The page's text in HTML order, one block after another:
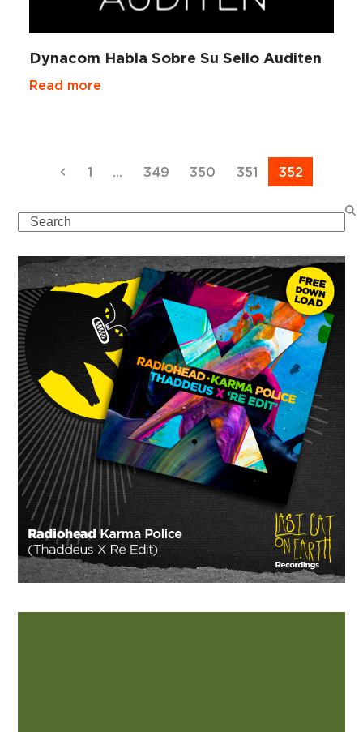
Dynacom Habla Sobre Su Sello Auditen
Read more
Previous
Page
1 … Page
349 Page
350 Page
351 Page
352
Search